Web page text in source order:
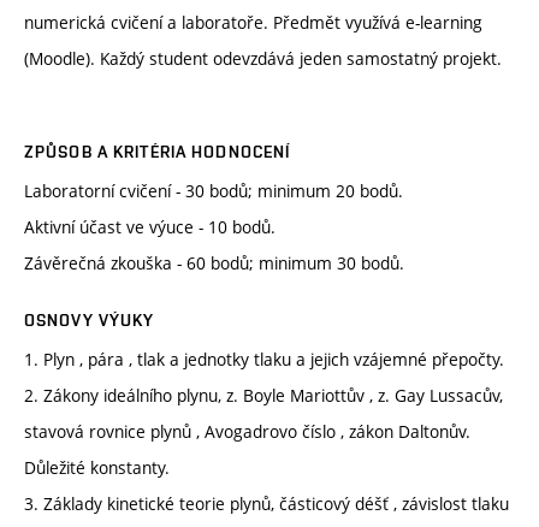
numerická cvičení a laboratoře. Předmět využívá e-learning
(Moodle). Každý student odevzdává jeden samostatný projekt.
ZPŮSOB A KRITÉRIA HODNOCENÍ
Laboratorní cvičení - 30 bodů; minimum 20 bodů.
Aktivní účast ve výuce - 10 bodů.
Závěrečná zkouška - 60 bodů; minimum 30 bodů.
OSNOVY VÝUKY
1. Plyn , pára , tlak a jednotky tlaku a jejich vzájemné přepočty.
2. Zákony ideálního plynu, z. Boyle Mariottův , z. Gay Lussacův,
stavová rovnice plynů , Avogadrovo číslo , zákon Daltonův.
Důležité konstanty.
3. Základy kinetické teorie plynů, částicový déšť , závislost tlaku